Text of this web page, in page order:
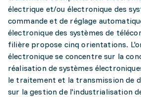
électrique et/ou électronique des
commande et de réglage
électronique des systèmes de
filière propose cinq orientations.
électronique se concentre sur la
réalisation de systèmes
le traitement et la transmission de
sur la gestion de l'industrialisation